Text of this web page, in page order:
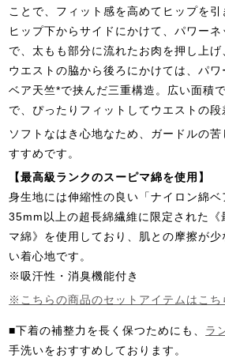
ことで、フィット感を高めてヒップを引
ヒップ下からサイドにかけて、パワー
で、太もも部分に流れたお肉を押し上げ
ウエストの脇から後ろにかけては、パ
ベア天竺*で挟んだ三重構造。広い面積
で、ぴったりフィットしてウエストの段
ソフトなはき心地なため、ガードルの
すすめです。
【最高級ランクのスーピマ綿を使用】
身生地には伸縮性の良い「ナイロン綿ベ
35mm以上の超長綿繊維に限定された《
マ綿》を使用しており、肌との摩擦が
い着心地です。
※吸汗性・消臭機能付き
※こちらの商品のセットアイテムはこち
■下着の補整力を長く保つためにも、 ラ
手洗いをおすすめしております。